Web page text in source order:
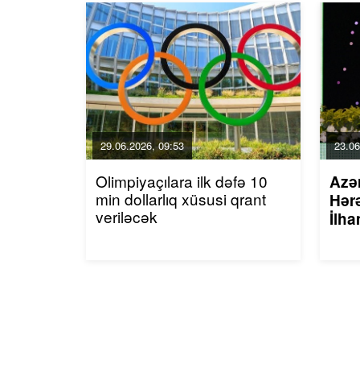
29.06.2026, 09:53
Olimpiyaçılara ilk dəfə 10
min dollarlıq xüsusi qrant
veriləcək